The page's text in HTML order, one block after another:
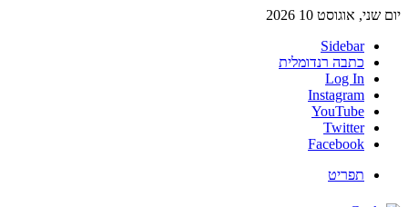
יום שני, אוגוסט 10 2026
Sidebar
כתבה רנדומלית
Log In
Instagram
YouTube
Twitter
Facebook
תפריט